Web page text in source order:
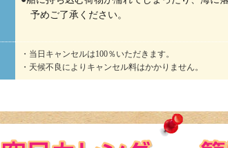
予めご了承ください。
・当日キャンセルは100％いただきます。
・天候不良によりキャンセル料はかかりません。